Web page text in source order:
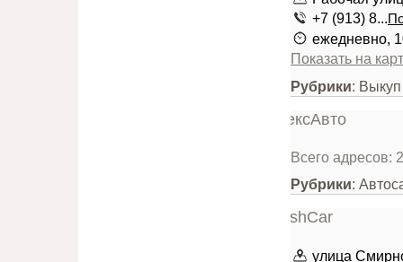
+7 (913) 8...
ежедневно,
Показать на
Рубрики:
Всего адресов: 2
Рубрики:
улица